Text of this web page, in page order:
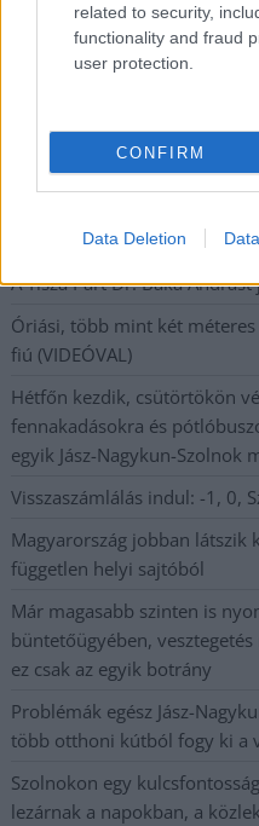
related to security,
functionality and fraud
user protection.
CONFIRM
Data Deletion
Nem szeretne lemaradni
postaládájába érkezik!
A Tisza Párt Dr. Baka
Óriási, több mint két
fiú (VIDEÓVAL)
Hétfőn kezdik, csütörtökön
fennakadásokra és
egyik Jász-Nagykun-Szolnok
Visszaszámlálás indul: -1, 0,
Magyarország jobban látszik
független helyi sajtóból
Már magasabb szinten is
büntetőügyében,
ez csak az egyik botrány
Problémák egész Jász-
több otthoni kútból fogy ki a
Szolnokon egy
lezárnak a napokban, a